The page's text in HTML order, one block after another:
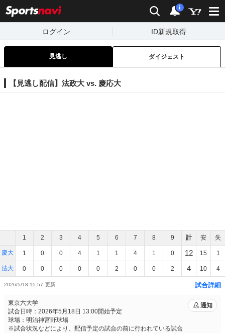
検索 通知
i
ログイン ID新規取得
見逃し ダイジェスト
【見逃し配信】法政大 vs. 慶応大
慶大
法大
1 2 3 4 5 6 7 8 9
1 0 0 4 1 1 4 1 0
0 0 0 0 0 2 0 0 2
計 安 失
12 15 1
4 10 4
2026/5/18 15:57 試合詳細
東京六大学
試合日時：2026年5月18日 13:00開始予定
球場：明治神宮野球場
※試合状況などにより、配信予定の試合の前に行われている試合
通知